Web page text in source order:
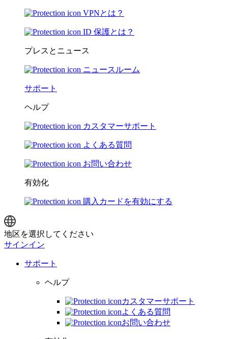
VPNとは？
ID 保護とは？
プレスとニュース
ニュースルーム
サポート
ヘルプ
カスタマーサポート
よくある質問
お問い合わせ
有効化
購入カードを有効にする
地区を選択してください
サインイン
サポート
ヘルプ
カスタマーサポート
よくある質問
お問い合わせ